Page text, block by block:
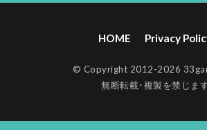
HOME Privacy
© Copyright 2012-2026
無断転載･複製を禁じま